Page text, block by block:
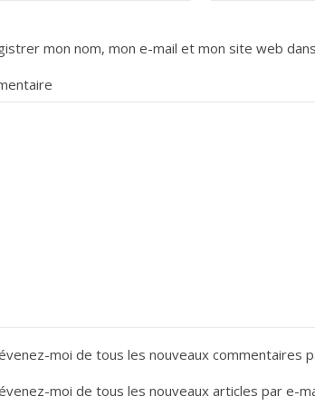
mon nom, mon e-mail et mon site web
moi de tous les nouveaux commentaires
moi de tous les nouveaux articles par e-